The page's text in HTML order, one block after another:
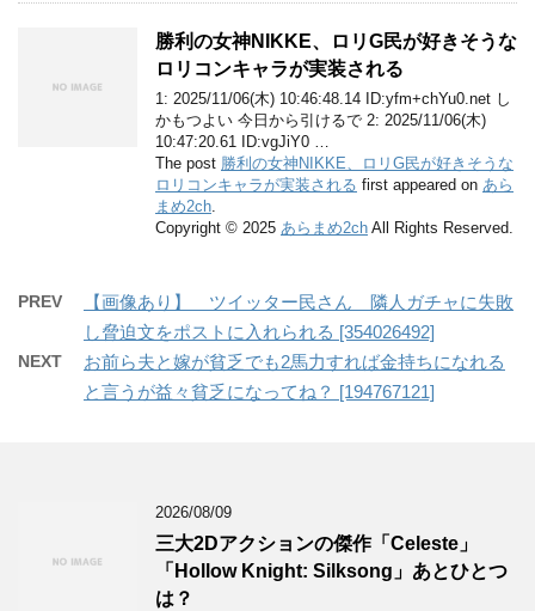
勝利の女神NIKKE、ロリG民が好きそうな
ロリコンキャラが実装される
1: 2025/11/06(木) 10:46:48.14 ID:yfm+chYu0.net し
かもつよい 今日から引けるで 2: 2025/11/06(木)
10:47:20.61 ID:vgJiY0 …
The post 勝利の女神NIKKE、ロリG民が好きそうな
ロリコンキャラが実装される first appeared on あら
まめ2ch
Copyright © 2025 あらまめ2ch All Rights Reserved.
PREV
【画像あり】 ツイッター民さん 隣人ガチャに失敗
し脅迫文をポストに入れられる [354026492]
NEXT
お前ら夫と嫁が貧乏でも2馬力すれば金持ちになれる
と言うが益々貧乏になってね？ [194767121]
2026/08/09
三大2Dアクションの傑作「Celeste」
「Hollow Knight: Silksong」あとひとつ
は？